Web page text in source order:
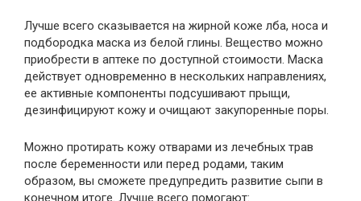
Лучше всего сказывается на жирной коже лба, носа и
подбородка маска из белой глины. Вещество можно
приобрести в аптеке по доступной стоимости. Маска
действует одновременно в нескольких направлениях,
ее активные компоненты подсушивают прыщи,
дезинфицируют кожу и очищают закупоренные поры.
Можно протирать кожу отварами из лечебных трав
после беременности или перед родами, таким
образом, вы сможете предупредить развитие сыпи в